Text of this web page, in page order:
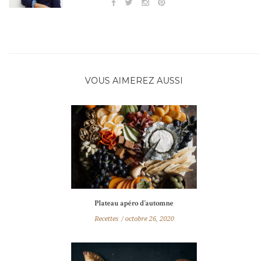
VOUS AIMEREZ AUSSI
Plateau apéro d’automne
Recettes octobre 26, 2020